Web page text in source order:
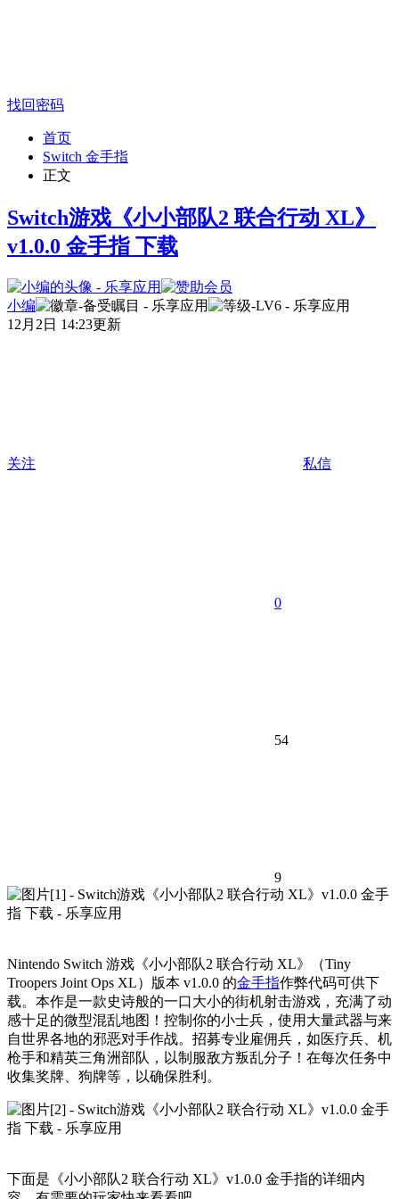
找回密码
首页
Switch 金手指
正文
Switch游戏《小小部队2 联合行动 XL》
v1.0.0 金手指 下载
小编
12月2日 14:23更新
关注 私信
0
54
9
Nintendo Switch 游戏《小小部队2 联合行动 XL》（Tiny
Troopers Joint Ops XL）版本 v1.0.0 的金手指作弊代码可供下
载。本作是一款史诗般的一口大小的街机射击游戏，充满了动
感十足的微型混乱地图！控制你的小士兵，使用大量武器与来
自世界各地的邪恶对手作战。招募专业雇佣兵，如医疗兵、机
枪手和精英三角洲部队，以制服敌方叛乱分子！在每次任务中
收集奖牌、狗牌等，以确保胜利。
下面是《小小部队2 联合行动 XL》v1.0.0 金手指的详细内